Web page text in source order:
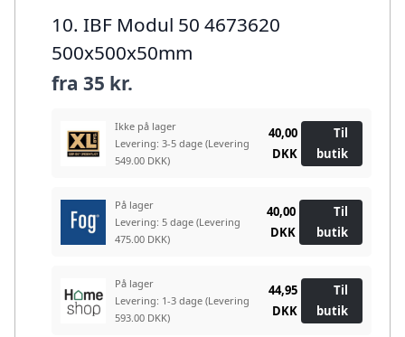
10. IBF Modul 50 4673620
500x500x50mm
fra 35 kr.
Ikke på lager
Levering: 3-5 dage (Levering
549.00 DKK)
40,00
DKK
Til
butik
På lager
Levering: 5 dage (Levering
475.00 DKK)
40,00
DKK
Til
butik
På lager
Levering: 1-3 dage (Levering
593.00 DKK)
44,95
DKK
Til
butik